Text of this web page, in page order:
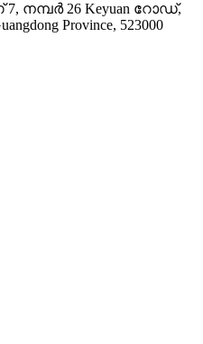
നമ്പർ 26 Keyuan റോഡ്,
Province, 523000